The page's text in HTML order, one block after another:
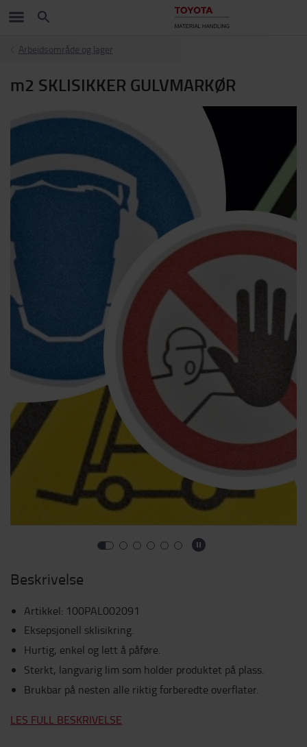
Arbeidsområde og lager
m2 SKLISIKKER GULVMARKØR
Beskrivelse
Artikkel: 100PAL002091
Eksepsjonell sklisikring.
Hurtig, enkel og lett å påføre.
Sterkt, langvarig lim som holder produktet på plass.
Brukbar på nesten alle riktig forberedte overflater.
LES FULL BESKRIVELSE